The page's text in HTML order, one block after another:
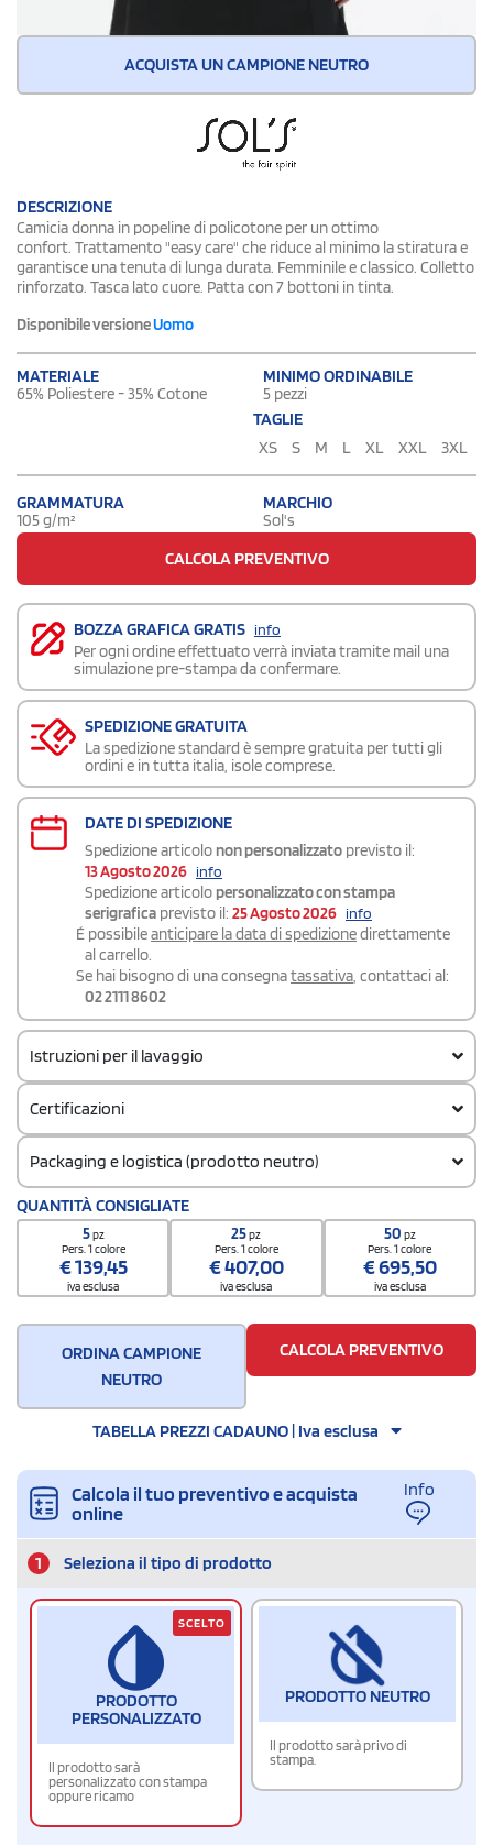
ACQUISTA UN CAMPIONE NEUTRO
DESCRIZIONE
Camicia donna in popeline di policotone per un ottimo
confort. Trattamento "easy care" che riduce al minimo la stiratura e
garantisce una tenuta di lunga durata. Femminile e classico. Colletto
rinforzato. Tasca lato cuore. Patta con 7 bottoni in tinta.
Disponibile versioneUomo
MATERIALE
65% Poliestere - 35% Cotone
MINIMO ORDINABILE
5 pezzi
TAGLIE
XS
S M L XL XXL 3XL
GRAMMATURA
105 g/m²
MARCHIO
Sol's
CALCOLA PREVENTIVO
BOZZA GRAFICA GRATIS info
Per ogni ordine effettuato verrà inviata tramite mail una
simulazione pre-stampa da confermare.
SPEDIZIONE GRATUITA
La spedizione standard è sempre gratuita per tutti gli
ordini e in tutta italia, isole comprese.
DATE DI SPEDIZIONE
Spedizione articolo non personalizzato previsto il:
13 Agosto 2026 info
Spedizione articolo personalizzato con stampa
serigrafica previsto il: 25 Agosto 2026 info
É possibileanticipare la data di spedizionedirettamente
al carrello.
Se hai bisogno di una consegnatassativa, contattaci al:
02 2111 8602
Istruzioni per il lavaggio
Certificazioni
Packaging e logistica (prodotto neutro)
Quantità per confezione
1
Quantità per scatola
QUANTITÀ CONSIGLIATE
5pz
Pers. 1 colore
€139,45
iva esclusa
25pz
Pers. 1 colore
€407,00
iva esclusa
50 pz
Pers. 1 colore
€695,50
iva esclusa
ORDINA CAMPIONE
NEUTRO
CALCOLA PREVENTIVO
TABELLA PREZZI CADAUNO | Iva esclusa
Calcola il tuo preventivo e acquista
online
Info
1 Seleziona il tipo di prodotto
PRODOTTO
PERSONALIZZATO
Il prodotto sarà
personalizzato con stampa
oppure ricamo
SCELTO
PRODOTTO NEUTRO
Il prodotto sarà privo di
stampa.